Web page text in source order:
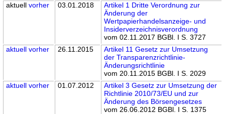
aktuellvorher 03.01.2018
Artikel 1 Dritte Verordnung zur
Änderung der
Wertpapierhandelsanzeige- und
Insiderverzeichnisverordnung
vom 02.11.2017 BGBl. I S. 3727
aktuell vorher 26.11.2015
Artikel 11 Gesetz zur Umsetzung
der Transparenzrichtlinie-
Änderungsrichtlinie
vom 20.11.2015 BGBl. I S. 2029
aktuell vorher 01.07.2012
Artikel 3 Gesetz zur Umsetzung der
Richtlinie 2010/73/EU und zur
Änderung des Börsengesetzes
vom 26.06.2012 BGBl. I S. 1375